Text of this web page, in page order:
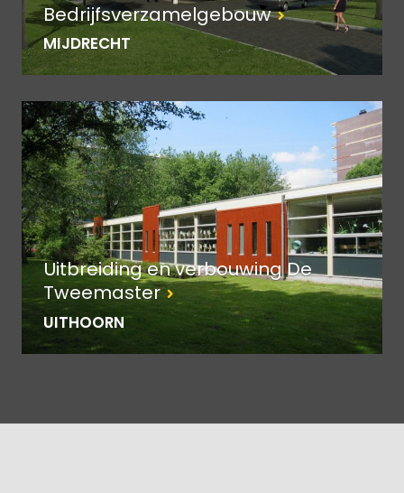
Bedrijfsverzamelgebouw
MIJDRECHT
Uitbreiding en verbouwing De
Tweemaster
UITHOORN